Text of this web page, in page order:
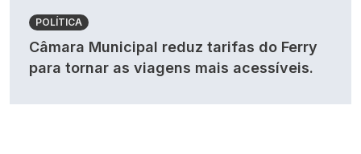
POLÍTICA
Câmara Municipal reduz tarifas do Ferry
para tornar as viagens mais acessíveis.